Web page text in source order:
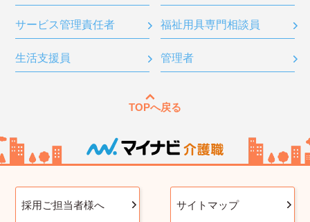
サービス管理責任者 福祉用具専門相談員
生活支援員 管理者
TOPへ戻る
採用ご担当者様へ サイトマップ